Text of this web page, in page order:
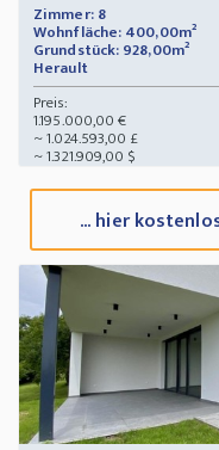
Zimmer: 8
Wohnfläche: 400,00m²
Grundstück: 928,00m²
Herault
Preis:
1.195.000,00 €
~ 1.024.593,00 £
~ 1.321.909,00 $
... hier